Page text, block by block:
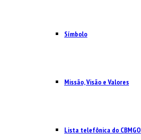
Símbolo
Missão, Visão e Valores
Lista telefônica do CBMGO